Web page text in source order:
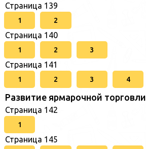
Страница 139
1 2
Страница 140
1 2 3
Страница 141
1 2 3 4
Развитие ярмарочной торговли
Страница 142
1
Страница 145